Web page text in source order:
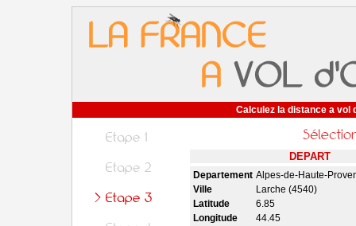
Calculez la distance a vol
DEPART
Departement Alpes-de-Haute-
Ville
Larche (4540)
Latitude
6.85
Longitude
44.45